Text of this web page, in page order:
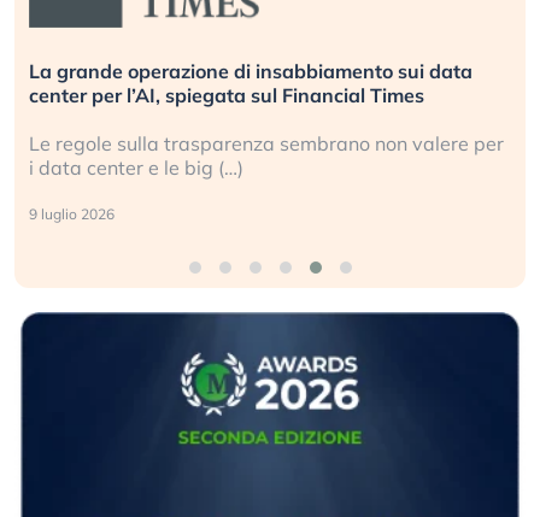
La grande operazione di insabbiamento sui data
center per l’AI, spiegata sul Financial Times
Le regole sulla trasparenza sembrano non valere per
i data center e le big (…)
9 luglio 2026